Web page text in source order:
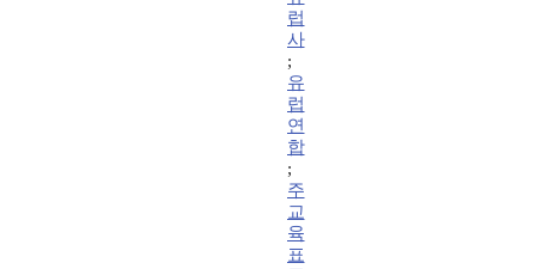
럽
사
;
유
럽
연
합
;
주
교
육
표